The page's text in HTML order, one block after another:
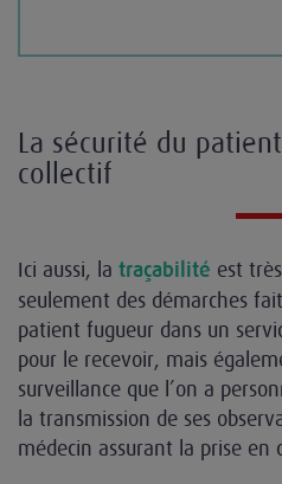
La sécurité du
collectif
Ici aussi, la traçabilité est
seulement des démarches
patient fugueur dans un
pour le recevoir, mais
surveillance que l’on a
la transmission de ses
médecin assurant la prise en